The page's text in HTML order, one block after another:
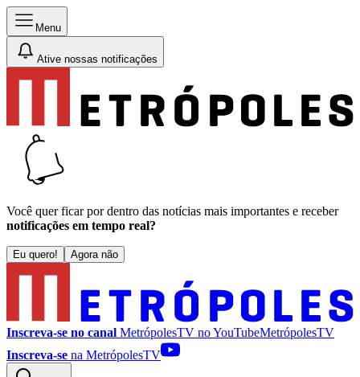
Menu
Ative nossas notificações
Você quer ficar por dentro das notícias mais importantes e receber
notificações em tempo real?
Eu quero! Agora não
Inscreva-se no canal MetrópolesTV noYouTubeMetrópolesTV
Inscreva-se na MetrópolesTV